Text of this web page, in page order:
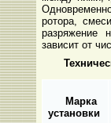
ротора,
разряжение
зависит от
Марка
установки